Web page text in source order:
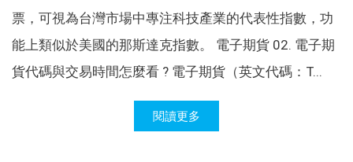
票，可視為台灣市場中專注科技產業的代表性指數，功
能上類似於美國的那斯達克指數。 電子期貨 02. 電子期
貨代碼與交易時間怎麼看 ? 電子期貨（英文代碼：T...
閱讀更多